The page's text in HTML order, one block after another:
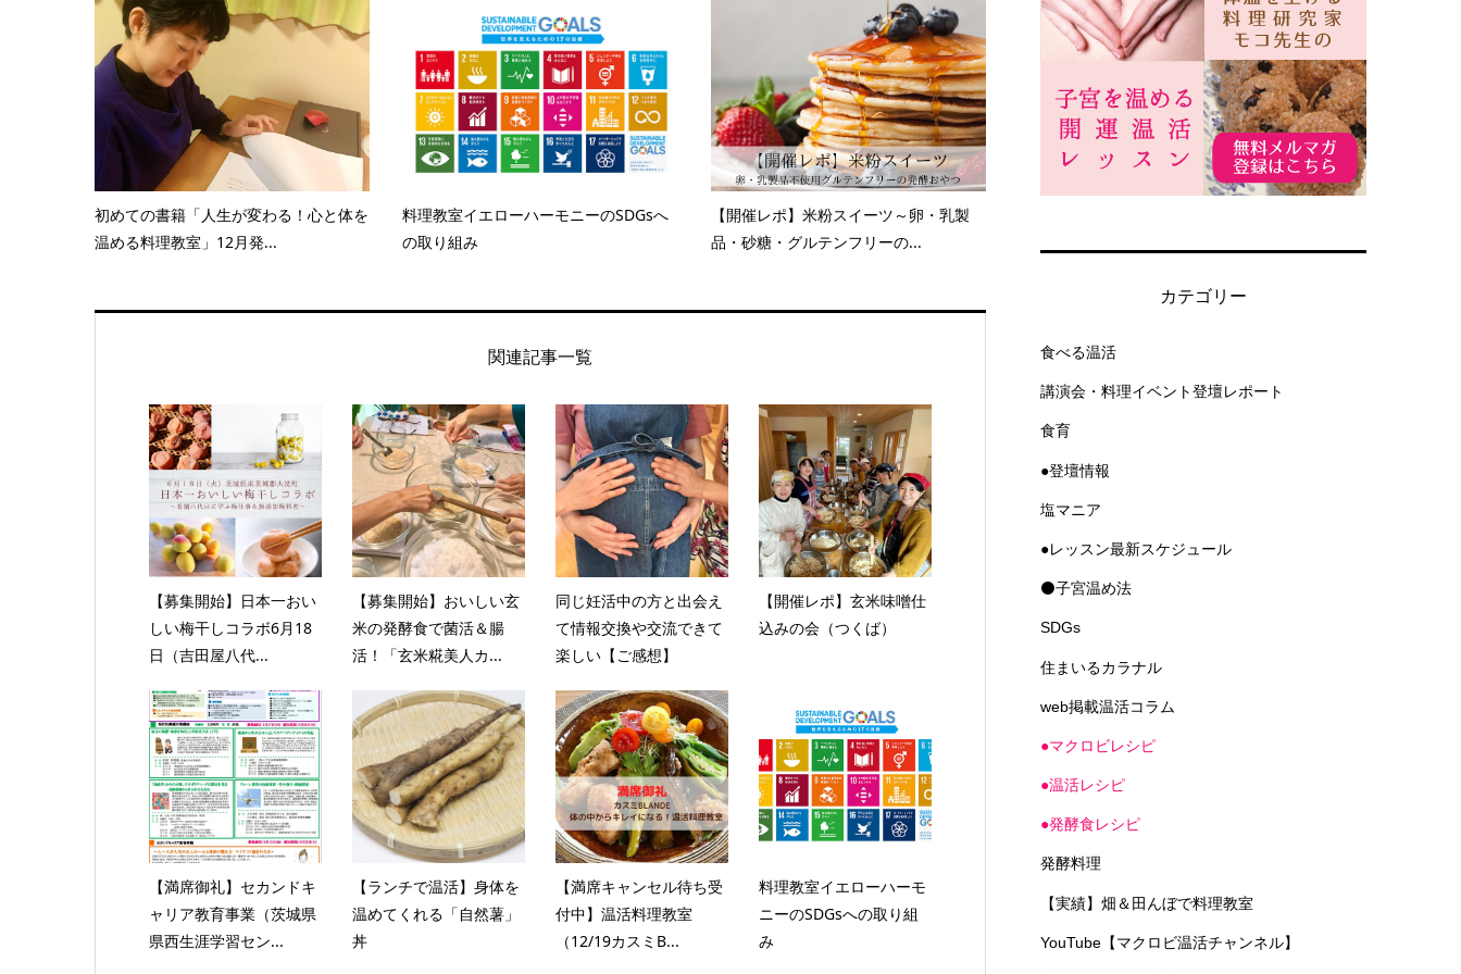
初めての書籍「人生が変わる！心と体を
温める料理教室」12月発...
料理教室イエローハーモニーのSDGsへ
の取り組み
【開催レポ】米粉スイーツ～卵・乳製
品・砂糖・グルテンフリーの...
関連記事一覧
【募集開始】日本一おい
しい梅干しコラボ6月18
日（吉田屋八代...
【募集開始】おいしい玄
米の発酵食で菌活＆腸
活！「玄米糀美人カ...
同じ妊活中の方と出会え
て情報交換や交流できて
楽しい【ご感想】
【開催レポ】玄米味噌仕
込みの会（つくば）
【満席御礼】セカンドキ
ャリア教育事業（茨城県
県西生涯学習セン...
【ランチで温活】身体を
温めてくれる「自然薯」
丼
【満席キャンセル待ち受
付中】温活料理教室
（12/19カスミB...
料理教室イエローハーモ
ニーのSDGsへの取り組
み
カテゴリー
食べる温活
講演会・料理イベント登壇レポート
食育
●登壇情報
塩マニア
●レッスン最新スケジュール
⚫子宮温め法
SDGs
住まいるカラナル
web掲載温活コラム
●マクロビレシピ
●温活レシピ
●発酵食レシピ
発酵料理
【実績】畑＆田んぼで料理教室
YouTube【マクロビ温活チャンネル】